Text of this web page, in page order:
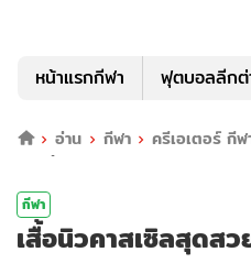
หน้าแรกกีฬา ฟุตบอลลีกต่
อ่าน กีฬา ครีเอเตอร์ กีฬ
ทรงจำ
กีฬา
เสื้อนิวคาสเซิลสุดส